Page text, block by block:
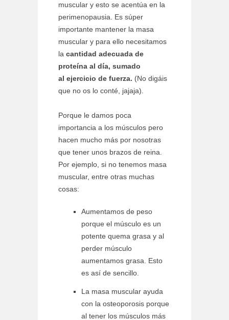
muscular y esto se acentúa en la
perimenopausia. Es súper
importante mantener la masa
muscular y para ello necesitamos
la cantidad adecuada de
proteína al día, sumado
al ejercicio de fuerza. (No digáis
que no os lo conté, jajaja).
Porque le damos poca
importancia a los músculos pero
hacen mucho más por nosotras
que tener unos brazos de reina.
Por ejemplo, si no tenemos masa
muscular, entre otras muchas
cosas:
Aumentamos de peso
porque el músculo es un
potente quema grasa y al
perder músculo
aumentamos grasa. Esto
es así de sencillo.
La masa muscular ayuda
con la osteoporosis porque
al tener los músculos más